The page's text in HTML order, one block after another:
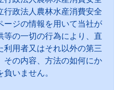
行政法人農林水産消費安全
ージの情報を用いて当社が
等の一切の行為により、直
利用者又はそれ以外の第三
その内容、方法の如何にか
いません。